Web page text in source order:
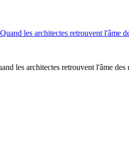
les architectes retrouvent l'âme des